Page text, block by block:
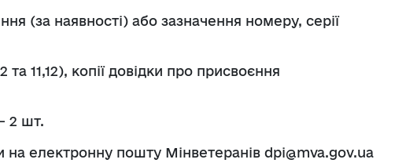
(за наявності) або зазначення номеру, серії
та 11,12), копії довідки про присвоєння
2 шт.
на електронну пошту Мінветеранів dpi@mva.gov.ua